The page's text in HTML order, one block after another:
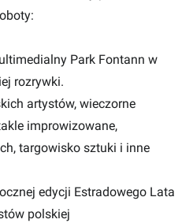
Park Fontann w
rozrywki.
artystów, wieczorne
improwizowane,
targowisko sztuki i inne
edycji Estradowego Lata
polskiej